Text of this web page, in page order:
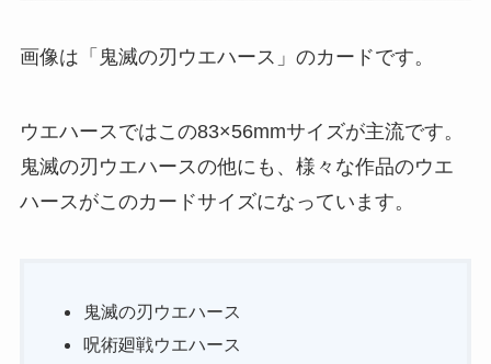
画像は「鬼滅の刃ウエハース」のカードです。
ウエハースではこの83×56mmサイズが主流です。
鬼滅の刃ウエハースの他にも、様々な作品のウエ
ハースがこのカードサイズになっています。
鬼滅の刃ウエハース
呪術廻戦ウエハース